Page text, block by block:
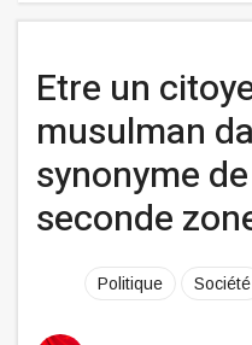
Etre un
musulman
synonyme
seconde
Politique Société